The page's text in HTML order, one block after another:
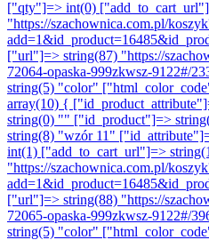
["qty"]=> int(0)
"https://szachownica.com.pl/
["url"]=> string(87) "https://
72064-opaska-999zkwsz-9122#/
string(5) "color"
array(10) {
string(0) "" ["id_product"]=>
string(8) "wzór 11"
int(1) ["add_to_cart_url"]=>
"https://szachownica.com.pl/
["url"]=> string(88) "https://
72065-opaska-999zkwsz-9122#/
string(5) "color"